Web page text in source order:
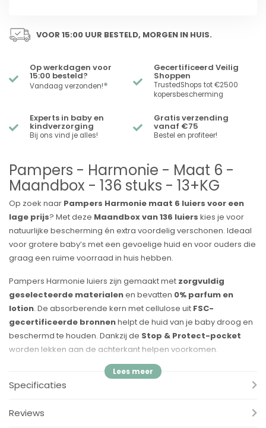
VOOR 15:00 UUR BESTELD, MORGEN IN HUIS.
Op werkdagen voor
15:00 besteld?
Vandaag verzonden!*
Gecertificeerd Veilig
Shoppen
TrustedShops tot €2500
kopersbescherming
Experts in baby en
kindverzorging
Bij ons vind je alles!
Gratis verzending
vanaf €75
Bestel en profiteer!
Pampers - Harmonie - Maat 6 -
Maandbox - 136 stuks - 13+KG
Op zoek naar Pampers Harmonie maat 6 luiers voor een
lage prijs? Met deze Maandbox van 136 luiers kies je voor
natuurlijke bescherming én extra voordelig verschonen. Ideaal
voor grotere baby’s met een gevoelige huid en voor ouders die
graag een ruime voorraad in huis hebben.
Pampers Harmonie luiers zijn gemaakt met zorgvuldig
geselecteerde materialenen bevatten 0% parfum en
lotion. De absorberende kern met cellulose uit FSC-
gecertificeerde bronnenhelpt de huid van je baby droog en
beschermd te houden. Dankzij de Stop & Protect-pocket
worden lekken aan de achterkant helpen voorkomen.
✔Zachte huidbescherming
✔Tot 12 uur droogheid
Specificaties
Reviews